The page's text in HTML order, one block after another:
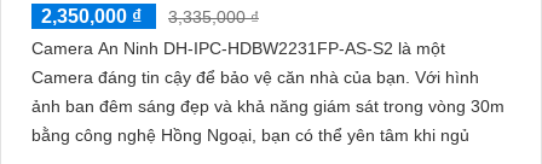
2,350,000 ₫
3,335,000 ₫
Camera An Ninh DH-IPC-HDBW2231FP-AS-S2 là một
Camera đáng tin cậy để bảo vệ căn nhà của bạn. Với hình
ảnh ban đêm sáng đẹp và khả năng giám sát trong vòng 30m
bằng công nghệ Hồng Ngoại, bạn có thể yên tâm khi ngủ